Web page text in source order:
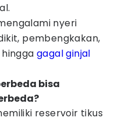
nyeri
pembengkakan,
gagal ginjal
bisa
reservoir tikus